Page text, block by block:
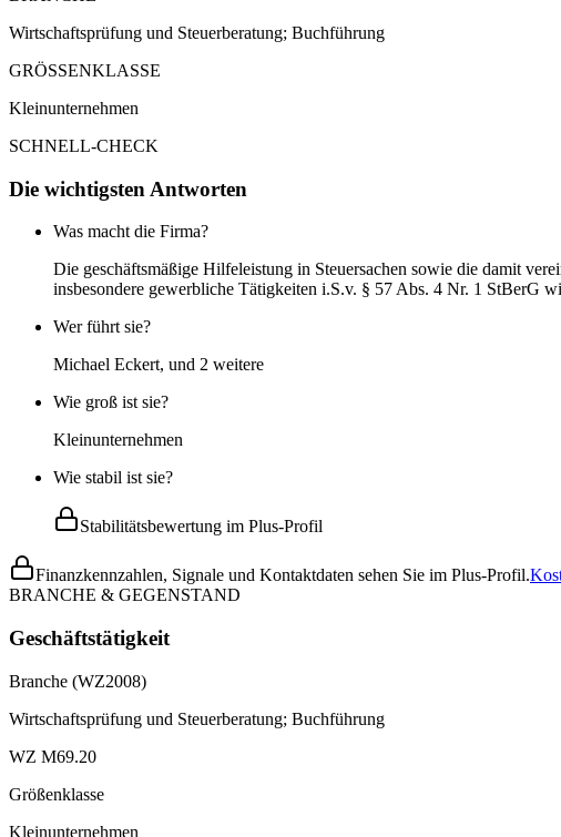
Wirtschaftsprüfung und Steuerberatung; Buchführung
GRÖSSENKLASSE
Kleinunternehmen
SCHNELL-CHECK
Die wichtigsten Antworten
Was macht die Firma?
Die geschäftsmäßige Hilfeleistung in Steuersachen sowie die damit
insbesondere gewerbliche Tätigkeiten i.S.v. § 57 Abs. 4 Nr. 1 StBerG
Wer führt sie?
Michael Eckert, und 2 weitere
Wie groß ist sie?
Kleinunternehmen
Wie stabil ist sie?
Stabilitätsbewertung im Plus-Profil
Finanzkennzahlen, Signale und Kontaktdaten sehen Sie im Plus-Profil.
BRANCHE & GEGENSTAND
Geschäftstätigkeit
Branche (WZ2008)
Wirtschaftsprüfung und Steuerberatung; Buchführung
WZ M69.20
Größenklasse
Kleinunternehmen